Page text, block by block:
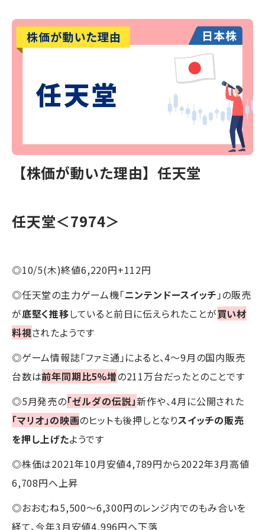
【株価が動いた理由】任天堂
任天堂＜7974＞
◎10/5(木)終値6,220円+112円
◎任天堂の主力ゲーム機「ニンテンドースイッチ 」の販売
が底堅く推移していると前日に伝えられたことが買い材
料視されたようです
◎ゲーム情報誌「ファミ通」によると、4〜9月の国内販売
台数は前年同期比5%増の211万台だったとのことです
◎5月発売の「ゼルダの伝説」新作や、4月に公開された
「マリオ」の映画のヒットも後押しとなりスイッチの販売
を押し上げたようです
◎株価は2021年10月安値4,789円から2022年3月高値
6,708円へ上昇
◎おおむね5,500～6,300円のレンジ内でのもみ合いを
経て、今年3月安値4,996円へ下落